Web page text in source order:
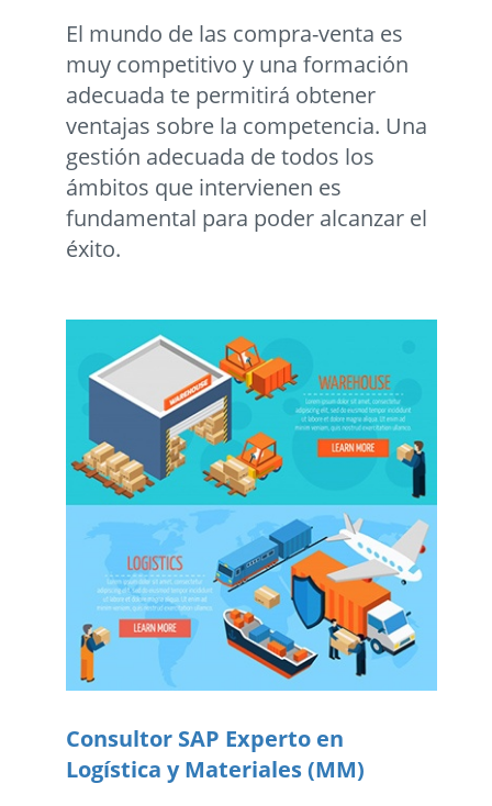
El mundo de las compra-venta es
muy competitivo y una formación
adecuada te permitirá obtener
ventajas sobre la competencia. Una
gestión adecuada de todos los
ámbitos que intervienen es
fundamental para poder alcanzar el
éxito.
Consultor SAP Experto en
Logística y Materiales (MM)